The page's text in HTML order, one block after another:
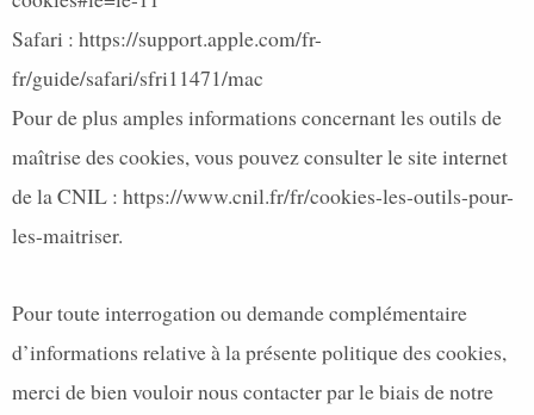
Safari : https://support.apple.com/fr-
fr/guide/safari/sfri11471/mac
Pour de plus amples informations concernant les outils de
maîtrise des cookies, vous pouvez consulter le site internet
de la CNIL : https://www.cnil.fr/fr/cookies-les-outils-pour-
les-maitriser.
Pour toute interrogation ou demande complémentaire
d’informations relative à la présente politique des cookies,
merci de bien vouloir nous contacter par le biais de notre